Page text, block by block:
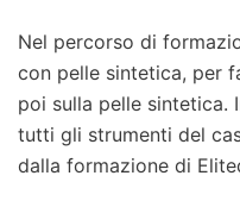
Nel percorso di
con pelle sintetica, per
poi sulla pelle sintetica.
tutti gli strumenti del
dalla formazione di